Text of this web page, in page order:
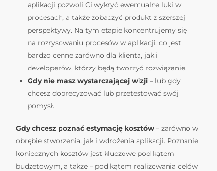
aplikacji pozwoli Ci wykryć ewentualne luki w
procesach, a także zobaczyć produkt z szerszej
perspektywy. Na tym etapie koncentrujemy się
na rozrysowaniu procesów w aplikacji, co jest
bardzo cenne zarówno dla klienta, jak i
developerów, którzy będą tworzyć rozwiązanie.
Gdy nie masz wystarczającej wizji – lub gdy
chcesz doprecyzować lub przetestować swój
pomysł.
Gdy chcesz poznać estymację kosztów – zarówno w
obrębie stworzenia, jak i wdrożenia aplikacji. Poznanie
koniecznych kosztów jest kluczowe pod kątem
budżetowym, a także – pod kątem realizowania celów